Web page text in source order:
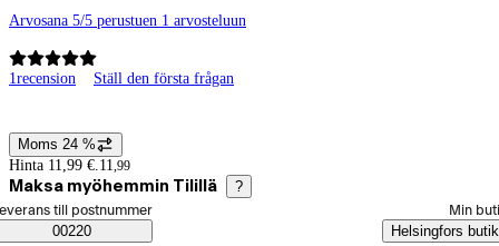
Arvosana 5/5 perustuen 1 arvosteluun
1recension Ställ den första frågan
Prisinformation
Moms 24 %
Hinta 11,99 €. 11 ,99
Maksa myöhemmin Tilillä ?
Saatavuustiedot
beställningssätt
till postnummer
00220
Min
Helsingfors butik